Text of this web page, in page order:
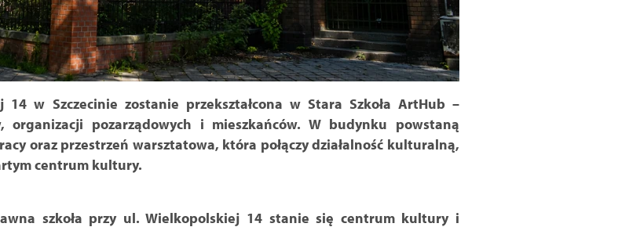
w Szczecinie zostanie przekształcona w Stara Szkoła ArtHub –
organizacji pozarządowych i mieszkańców. W budynku powstaną
oraz przestrzeń warsztatowa, która połączy działalność kulturalną,
centrum kultury.
szkoła przy ul. Wielkopolskiej 14 stanie się centrum kultury i